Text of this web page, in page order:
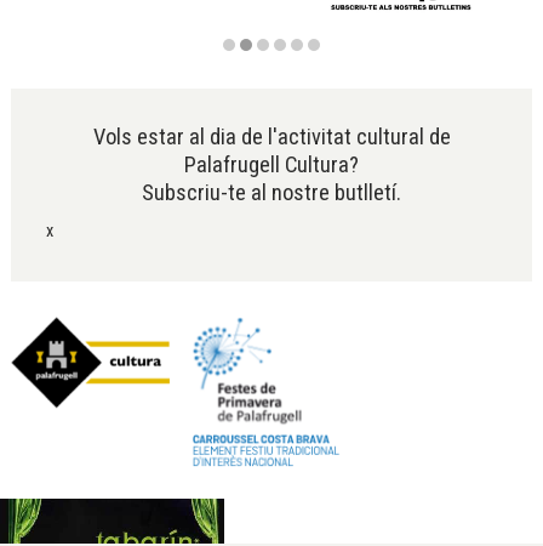
Vols estar al dia de l'activitat cultural de
Palafrugell Cultura?
Subscriu-te al nostre butlletí.
x